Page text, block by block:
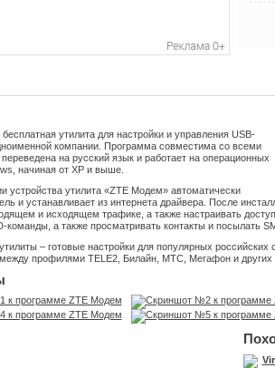
утилита для настройки и управления USB-
компании. Программа совместима со всеми
на русский язык и работает на операционных
начиная от XP и выше.
устройства утилита «ZTE Модем» автоматически
и устанавливает из интернета драйвера. После
и исходящем трафике, а также настраивать
команды, а также просматривать контакты и посылать
– готовые настройки для популярных
профилями TELE2, Билайн, МТС, Мегафон и других